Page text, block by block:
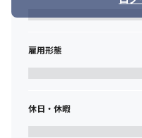
雇用形態
休日・休暇